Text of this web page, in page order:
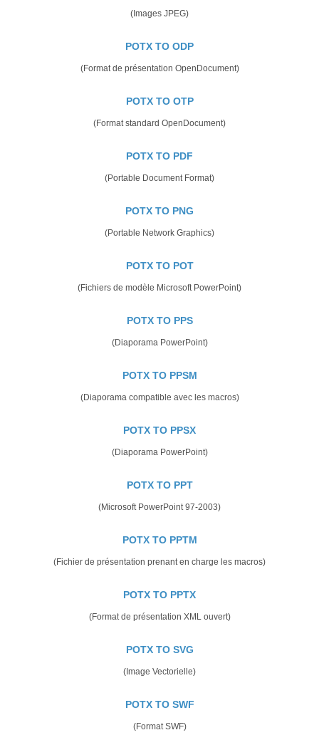
(Images JPEG)
POTX TO ODP
(Format de présentation OpenDocument)
POTX TO OTP
(Format standard OpenDocument)
POTX TO PDF
(Portable Document Format)
POTX TO PNG
(Portable Network Graphics)
POTX TO POT
(Fichiers de modèle Microsoft PowerPoint)
POTX TO PPS
(Diaporama PowerPoint)
POTX TO PPSM
(Diaporama compatible avec les macros)
POTX TO PPSX
(Diaporama PowerPoint)
POTX TO PPT
(Microsoft PowerPoint 97-2003)
POTX TO PPTM
(Fichier de présentation prenant en charge les macros)
POTX TO PPTX
(Format de présentation XML ouvert)
POTX TO SVG
(Image Vectorielle)
POTX TO SWF
(Format SWF)